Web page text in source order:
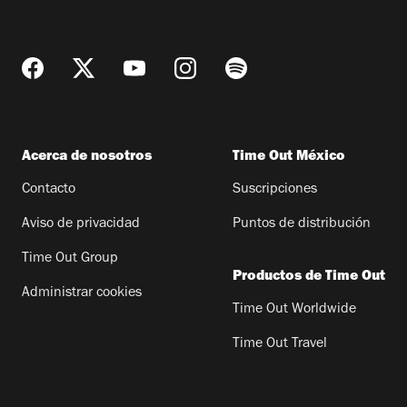
Acerca de nosotros
Contacto
Aviso de privacidad
Time Out Group
Administrar cookies
Time Out México
Suscripciones
Puntos de distribución
Productos de Time Out
Time Out Worldwide
Time Out Travel